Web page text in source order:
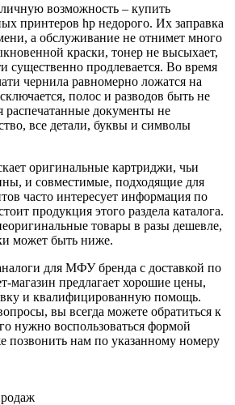
возможность – купить
принтеров hp недорого. Их заправка
а обслуживание не отнимет много
краски, тонер не высыхает,
существенно продлевается. Во время
чернила равномерно ложатся на
полос и разводов быть не
распечатанные документы не
все детали, буквы и символы
оригинальные картриджи, чьи
и совместимые, подходящие для
часто интересует информация по
продукция этого раздела каталога.
товары в разы дешевле,
может быть ниже.
для МФУ бренда с доставкой по
магазин предлагает хорошие цены,
и квалифицированную помощь.
вы всегда можете обратиться к
нужно воспользоваться формой
позвонить нам по указанному номеру